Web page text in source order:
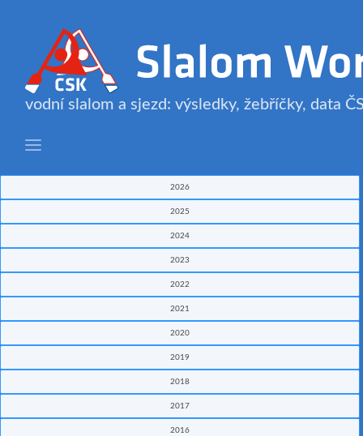
vodní slalom a sjezd: výsledky, žebříčky, data
2026
2025
2024
2023
2022
2021
2020
2019
2018
2017
2016